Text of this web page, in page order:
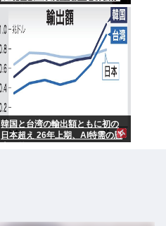
限逸脱」
韓国と台湾の輸出額ともに初の
日本超え 26年上期、AI特需の恩